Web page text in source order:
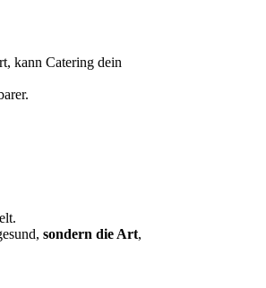
kann Catering dein
sondern die Art,